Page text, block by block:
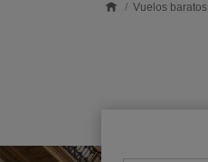
Vuelos baratos